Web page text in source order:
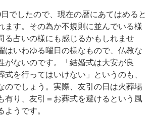
でしたので、現在の暦にあてはめると
ます。その為か不規則に並んでいる様
る占いの様にも感じるかもしれませ
はいわゆる曜日の様なもので、仏教な
がないのです。「結婚式は大安が良
式を行ってはいけない」というのも、
のでしょう。実際、友引の日は火葬場
有り、友引＝お葬式を避けるという風
ようです。